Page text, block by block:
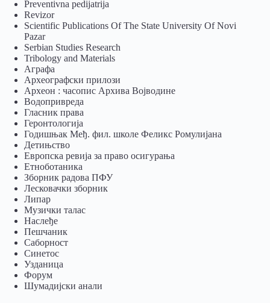
Preventivna pedijatrija
Revizor
Scientific Publications Of The State University Of Novi
Pazar
Serbian Studies Research
Tribology and Materials
Аграфа
Археографски прилози
Археон : часопис Архива Војводине
Водопривреда
Гласник права
Геронтологија
Годишњак Међ. фил. школе Феликс Ромулијана
Детињство
Европска ревија за право осигурања
Eтноботаника
Зборник радова ПФУ
Лесковачки зборник
Липар
Музички талас
Наслеђе
Пешчаник
Саборност
Синетос
Узданица
Форум
Шумадијски анали